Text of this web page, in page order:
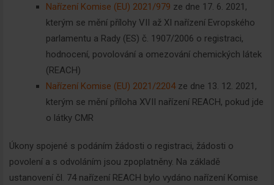
Nařízení Komise (EU) 2021/979 ze dne 17. 6. 2021,
kterým se mění přílohy VII až XI nařízení Evropského
parlamentu a Rady (ES) č. 1907/2006 o registraci,
hodnocení, povolování a omezování chemických látek
(REACH)
Nařízení Komise (EU) 2021/2204ze dne 13. 12. 2021,
kterým se mění příloha XVII nařízení REACH, pokud jde
o látky CMR
Úkony spojené s podáním žádosti o registraci, žádosti o
povolení a s odvoláním jsou zpoplatněny. Na základě
ustanovení čl. 74 nařízení REACH bylo vydáno nařízení Komise
Newsletter
Zadejte váš email a my Vám
budeme zasílat ty nejdůležitější
informace, maximálně 1x týdně.
Odebírat